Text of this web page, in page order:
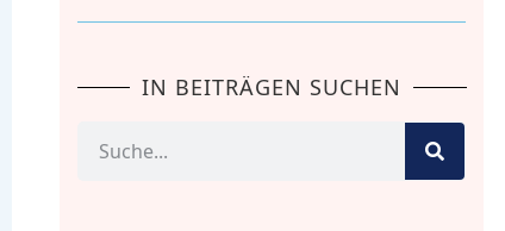
IN BEITRÄGEN SUCHEN